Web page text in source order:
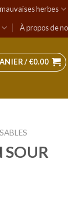
herbes
À propos de
/€0.00
SOUR